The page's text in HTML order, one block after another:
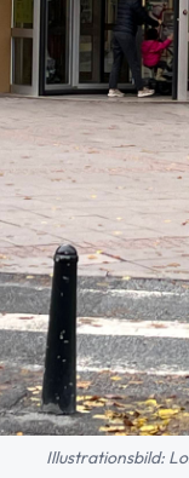
Illustrationsbild: